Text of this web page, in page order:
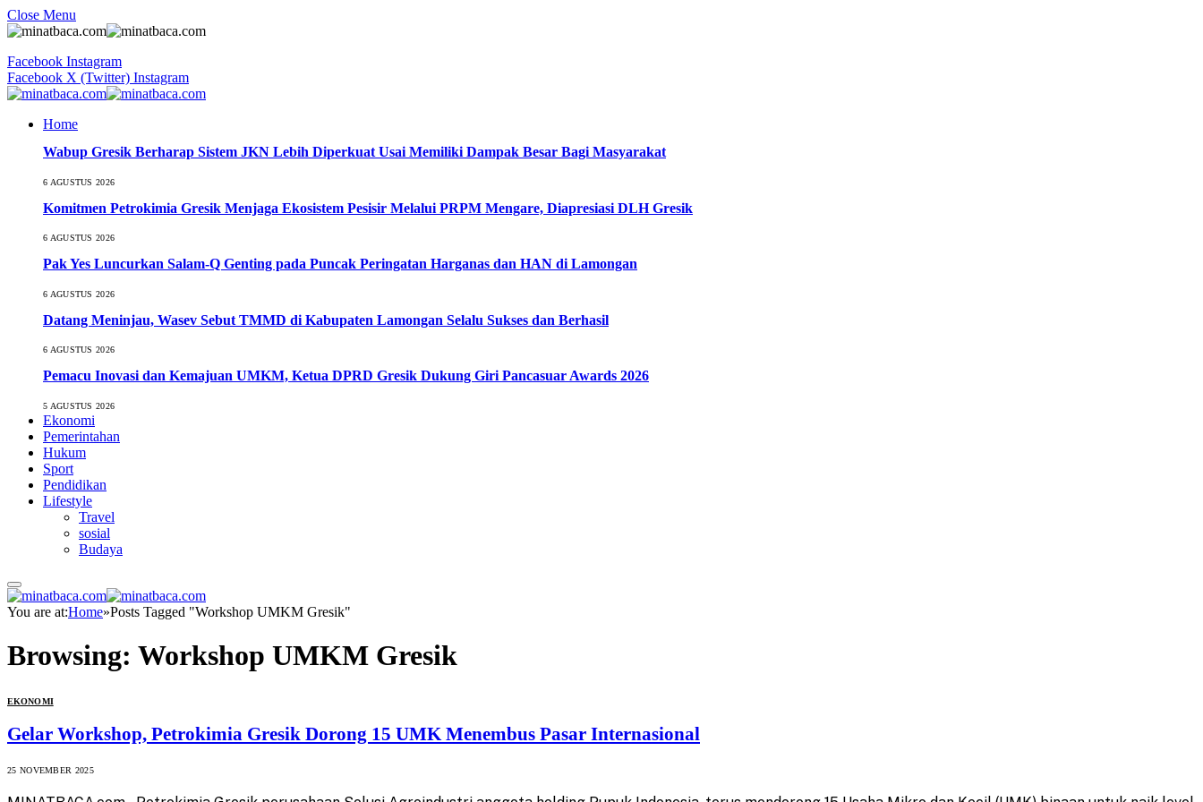
Close Menu
Facebook Instagram
Facebook X (Twitter) Instagram
Home
Wabup Gresik Berharap Sistem JKN Lebih Diperkuat Usai Memiliki Dampak Besar Bagi Masyarakat
6 AGUSTUS 2026
Komitmen Petrokimia Gresik Menjaga Ekosistem Pesisir Melalui PRPM Mengare, Diapresiasi DLH Gresik
6 AGUSTUS 2026
Pak Yes Luncurkan Salam-Q Genting pada Puncak Peringatan Harganas dan HAN di Lamongan
6 AGUSTUS 2026
Datang Meninjau, Wasev Sebut TMMD di Kabupaten Lamongan Selalu Sukses dan Berhasil
6 AGUSTUS 2026
Pemacu Inovasi dan Kemajuan UMKM, Ketua DPRD Gresik Dukung Giri Pancasuar Awards 2026
5 AGUSTUS 2026
Ekonomi
Pemerintahan
Hukum
Sport
Pendidikan
Lifestyle
Travel
sosial
Budaya
You are at:Home»Posts Tagged "Workshop UMKM Gresik"
Browsing: Workshop UMKM Gresik
EKONOMI
Gelar Workshop, Petrokimia Gresik Dorong 15 UMK Menembus Pasar Internasional
25 NOVEMBER 2025